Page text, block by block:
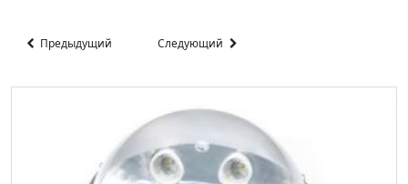
Предыдущий Следующий